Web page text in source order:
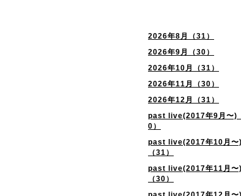
2026年8月（31）
2026年9月（30）
2026年10月（31）
2026年11月（30）
2026年12月（31）
past live(2017年9月〜)
0）
past live(2017年10月〜)
（31）
past live(2017年11月〜)
（30）